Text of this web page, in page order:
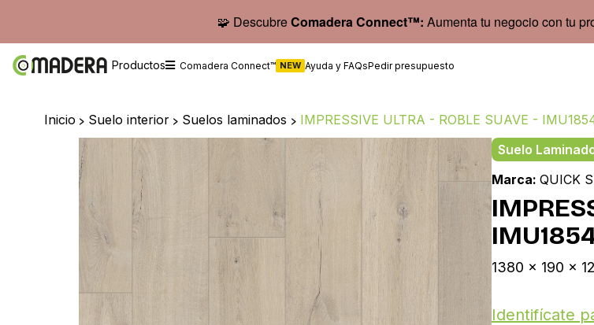
🧩 DescubreComadera Connect™: Aumenta tu negocio con tu
Productos Comadera Connect™ NEW Ayuda y FAQsPedir presupuesto
Inicio > Suelo interior > Suelos laminados > IMPRESSIVE ULTRA - ROBLE SUAVE -
Suelo
Marca: QUICK
1380 x 190 x
Identifícate